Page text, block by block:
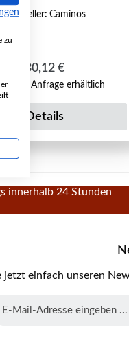
Hersteller: Caminos
Regulärer Preis:
30,12 €
auf Anfrage erhältlich
Details
innerhalb 24 Stunden
jetzt einfach unseren
Mail-
zu